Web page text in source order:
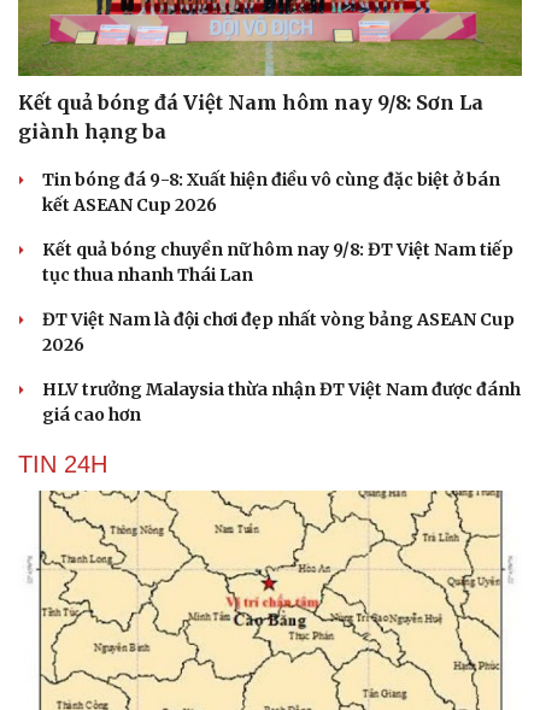
Kết quả bóng đá Việt Nam hôm nay 9/8: Sơn La
giành hạng ba
Tin bóng đá 9-8: Xuất hiện điều vô cùng đặc biệt ở bán
kết ASEAN Cup 2026
Kết quả bóng chuyền nữ hôm nay 9/8: ĐT Việt Nam tiếp
tục thua nhanh Thái Lan
ĐT Việt Nam là đội chơi đẹp nhất vòng bảng ASEAN Cup
2026
HLV trưởng Malaysia thừa nhận ĐT Việt Nam được đánh
giá cao hơn
TIN 24H